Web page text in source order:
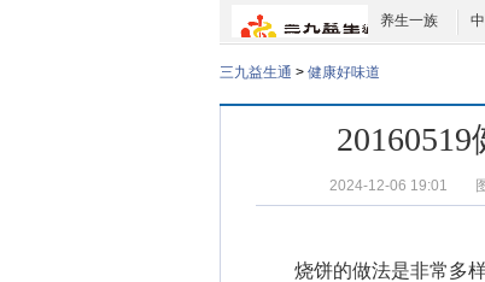
养生一族
三九益生通 > 健康好味道
2024-12-06 19:01
烧饼的做法是非常多